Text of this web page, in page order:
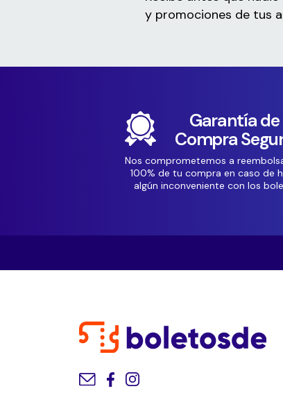
y promociones de tus
Garantía de
Compra
Nos comprometemos a
100% de tu compra en caso de
algún inconveniente con los